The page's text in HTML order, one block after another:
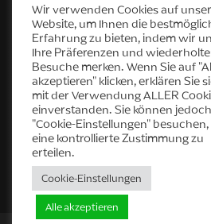
UNTERNEHMEN
Unsere Geschichte
Produkte
Helpdesk
Blog
Kontakt
Wir verwenden Cookies auf
Website, um Ihnen die
Erfahrung zu bieten, indem wir
Ihre Präferenzen und
Besuche merken. Wenn Sie auf
akzeptieren" klicken, erklären Sie
mit der Verwendung ALLER
einverstanden. Sie können
"Cookie-Einstellungen"
eine kontrollierte Zustimmung zu
erteilen.
Cookie-Einstellungen
Alle akzeptieren